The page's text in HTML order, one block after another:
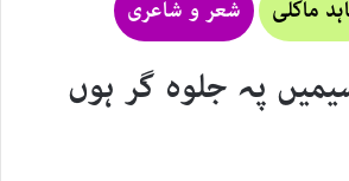
ماکلی شعر و شاعری
پہ جلوہ گر ہوں